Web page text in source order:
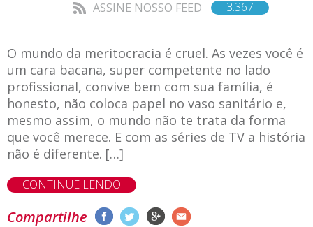
ASSINE NOSSO FEED 3.367
O mundo da meritocracia é cruel. As vezes você é
um cara bacana, super competente no lado
profissional, convive bem com sua família, é
honesto, não coloca papel no vaso sanitário e,
mesmo assim, o mundo não te trata da forma
que você merece. E com as séries de TV a história
não é diferente. […]
CONTINUE LENDO
Compartilhe